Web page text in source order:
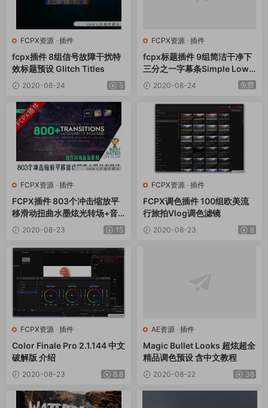
FCPX资源 · 插件
fcpx插件 8组信号故障干扰特
效标题预设 Glitch Titles
2020-08-24 5
FCPX资源 · 插件
fcpx标题插件 9组简洁干净下
三分之一字幕条Simple Lowe
r Thirds
2020-08-24 免费
FCPX资源 · 插件
FCPX插件 803个冲击缩放平
移滑动扭曲水墨炫光转场+音
效素材 v6
2020-08-23 15
FCPX资源 · 插件
FCPX调色插件 100组欧美流
行旅拍Vlog调色滤镜
2020-08-23 8
FCPX资源 · 插件
Color Finale Pro 2.1.144 中文
破解版 介绍
2020-08-23 8.8
AE资源 · 插件
Magic Bullet Looks 超炫超全
精品调色预设 含中文教程
2020-08-22 38